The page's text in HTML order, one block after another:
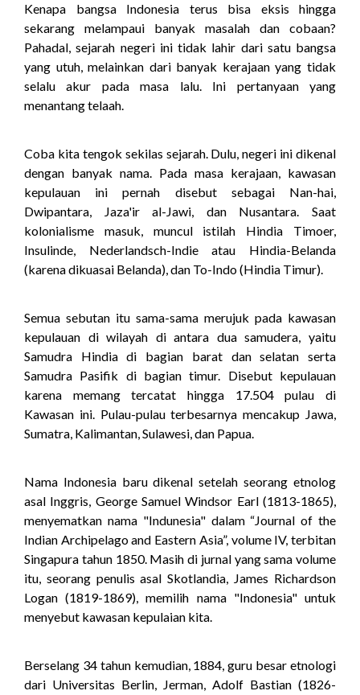
Kenapa bangsa Indonesia terus bisa eksis hingga
sekarang melampaui banyak masalah dan cobaan?
Pahadal, sejarah negeri ini tidak lahir dari satu bangsa
yang utuh, melainkan dari banyak kerajaan yang tidak
selalu akur pada masa lalu. Ini pertanyaan yang
menantang telaah.
Coba kita tengok sekilas sejarah. Dulu, negeri ini dikenal
dengan banyak nama. Pada masa kerajaan, kawasan
kepulauan ini pernah disebut sebagai Nan-hai,
Dwipantara, Jaza'ir al-Jawi, dan Nusantara. Saat
kolonialisme masuk, muncul istilah Hindia Timoer,
Insulinde, Nederlandsch-Indie atau Hindia-Belanda
(karena dikuasai Belanda), dan To-Indo (Hindia Timur).
Semua sebutan itu sama-sama merujuk pada kawasan
kepulauan di wilayah di antara dua samudera, yaitu
Samudra Hindia di bagian barat dan selatan serta
Samudra Pasifik di bagian timur. Disebut kepulauan
karena memang tercatat hingga 17.504 pulau di
Kawasan ini. Pulau-pulau terbesarnya mencakup Jawa,
Sumatra, Kalimantan, Sulawesi, dan Papua.
Nama Indonesia baru dikenal setelah seorang etnolog
asal Inggris, George Samuel Windsor Earl (1813-1865),
menyematkan nama "Indunesia" dalam “Journal of the
Indian Archipelago and Eastern Asia”, volume IV, terbitan
Singapura tahun 1850. Masih di jurnal yang sama volume
itu, seorang penulis asal Skotlandia, James Richardson
Logan (1819-1869), memilih nama "Indonesia" untuk
menyebut kawasan kepulaian kita.
Berselang 34 tahun kemudian, 1884, guru besar etnologi
dari Universitas Berlin, Jerman, Adolf Bastian (1826-